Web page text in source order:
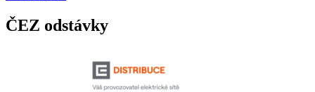
ČEZ odstávky